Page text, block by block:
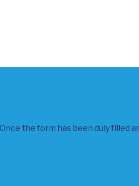
the form has been duly filled